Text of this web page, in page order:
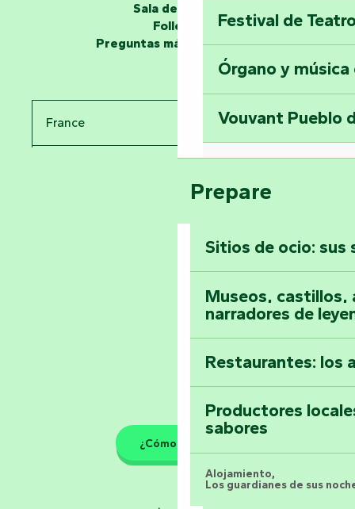
Desvela los
Suba a lo alto de
Festival de
Órgano y
Vouvant Pueblo
Toda la agenda
Prepare
Sitios de ocio: sus
Museos, castillos,
narradores de
Restaurantes: los
Productores
sabores
Alojamiento,
Los guardianes de sus
Sala de prensa
Folletos
Preguntas más frecuentes
France
¿Cómo llegar?